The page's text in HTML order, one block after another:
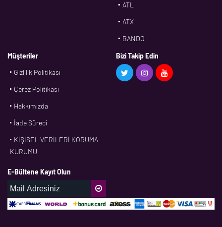
ATL
ATX
BANDO
BMS
CDF
DPH
Müşteriler
Gizlilik Politikası
Çerez Politikası
Hakkımızda
İade Süreci
KİŞİSEL VERİLERİ KORUMA
KURUMU
Bizi Takip Edin
E-Bültene Kayıt Olun